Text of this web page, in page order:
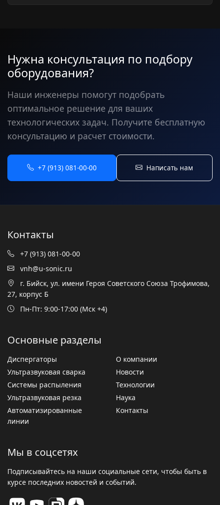
Нужна консультация по подбору
оборудования?
Наши инженеры помогут подобрать
оптимальное решение для ваших
технологических задач. Получите бесплатную
консультацию и расчет стоимости.
+7 (913) 081-00-00 Написать нам
Контакты
+7 (913) 081-00-00
vnh@u-sonic.ru
г. Бийск, ул. имени Героя Советского Союза Трофимова,
27, корпус Б
Пн-Пт: 9:00-17:00 (Мск +4)
Основные разделы
Диспергаторы
Ультразвуковая сварка
Системы распыления
Ультразвуковая резка
Автоматизированные
линии
О компании
Новости
Технологии
Наука
Контакты
Мы в соцсетях
Подписывайтесь на наши социальные сети, чтобы быть в
курсе последних новостей и событий.